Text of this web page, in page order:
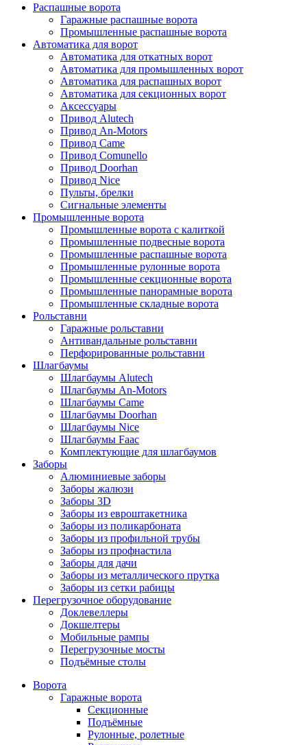
Распашные ворота
Гаражные распашные ворота
Промышленные распашные ворота
Автоматика для ворот
Автоматика для откатных ворот
Автоматика для промышленных ворот
Автоматика для распашных ворот
Автоматика для секционных ворот
Аксессуары
Привод Alutech
Привод An-Motors
Привод Came
Привод Comunello
Привод Doorhan
Привод Nice
Пульты, брелки
Сигнальные элементы
Промышленные ворота
Промышленные ворота с калиткой
Промышленные подвесные ворота
Промышленные распашные ворота
Промышленные рулонные ворота
Промышленные секционные ворота
Промышленные панорамные ворота
Промышленные складные ворота
Рольставни
Гаражные рольставни
Антивандальные рольставни
Перфорированные рольставни
Шлагбаумы
Шлагбаумы Alutech
Шлагбаумы An-Motors
Шлагбаумы Came
Шлагбаумы Doorhan
Шлагбаумы Nice
Шлагбаумы Faac
Комплектующие для шлагбаумов
Заборы
Алюминиевые заборы
Заборы жалюзи
Заборы 3D
Заборы из евроштакетника
Заборы из поликарбоната
Заборы из профильной трубы
Заборы из профнастила
Заборы для дачи
Заборы из металлического прутка
Заборы из сетки рабицы
Перегрузочное оборудование
Доклевеллеры
Докшелтеры
Мобильные рампы
Перегрузочные мосты
Подъёмные столы
Ворота
Гаражные ворота
Секционные
Подъёмные
Рулонные, ролетные